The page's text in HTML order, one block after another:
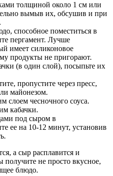
толщиной около 1 см или
вымыв их, обсушив и при
способное поместиться в
пергамент. Лучше
имеет силиконовое
продукты не пригорают.
(в один слой), посыпьте их
пропустите через пресс,
майонезом.
слоем чесночного соуса.
кабачки.
под сыром в
ее на 10-12 минут, установив
а сыр расплавится и
получите не просто вкусное,
блюдо.